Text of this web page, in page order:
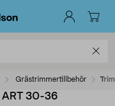
Grästrimmertillbehör
30-36